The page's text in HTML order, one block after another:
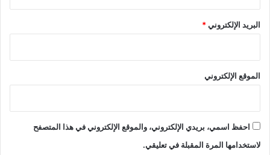
البريد الإلكتروني*
الموقع الإلكتروني
احفظ اسمي، بريدي الإلكتروني، والموقع الإلكتروني في هذا المتصفح
لاستخدامها المرة المقبلة في تعليقي.